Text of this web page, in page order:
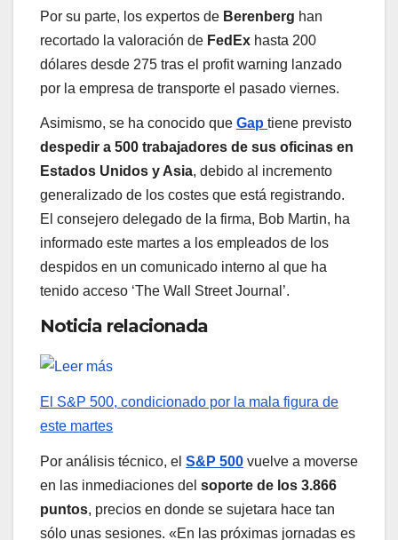
Por su parte, los expertos de Berenberg han
recortado la valoración de FedEx hasta 200
dólares desde 275 tras el profit warning lanzado
por la empresa de transporte el pasado viernes.
Asimismo, se ha conocido que Gap tiene previsto
despedir a 500 trabajadores de sus oficinas en
Estados Unidos y Asia, debido al incremento
generalizado de los costes que está registrando.
El consejero delegado de la firma, Bob Martin, ha
informado este martes a los empleados de los
despidos en un comunicado interno al que ha
tenido acceso ‘The Wall Street Journal’.
Noticia relacionada
El S&P 500, condicionado por la mala figura de
este martes
Por análisis técnico, el S&P 500 vuelve a moverse
en las inmediaciones del soporte de los 3.866
puntos, precios en donde se sujetara hace tan
sólo unas sesiones. «En las próximas jornadas es